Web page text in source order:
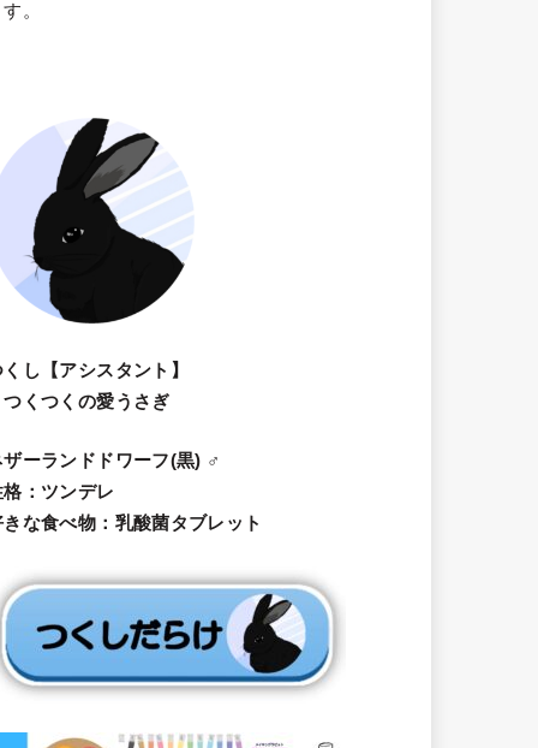
。
くし【アシスタント】
つくつくの愛うさぎ
ザーランドドワーフ(黒) ♂
格：ツンデレ
きな食べ物：乳酸菌タブレット